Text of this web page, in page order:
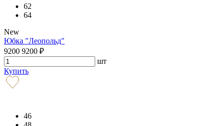
62
64
New
Юбка "Леопольд"
9200 9200 ₽
шт
Купить
46